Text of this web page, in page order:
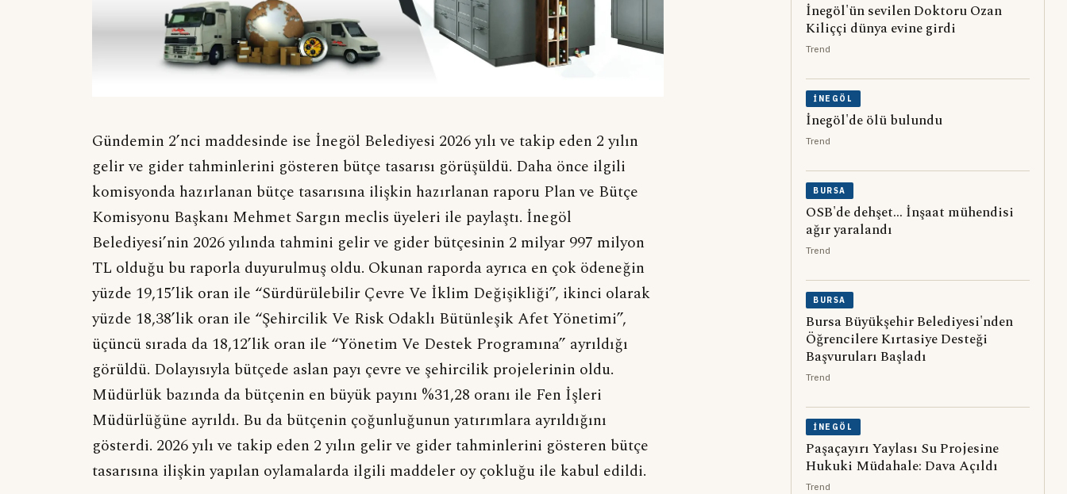
Gündemin 2’nci maddesinde ise İnegöl Belediyesi 2026 yılı ve takip eden 2 yılın
gelir ve gider tahminlerini gösteren bütçe tasarısı görüşüldü. Daha önce ilgili
komisyonda hazırlanan bütçe tasarısına ilişkin hazırlanan raporu Plan ve Bütçe
Komisyonu Başkanı Mehmet Sargın meclis üyeleri ile paylaştı. İnegöl
Belediyesi’nin 2026 yılında tahmini gelir ve gider bütçesinin 2 milyar 997 milyon
TL olduğu bu raporla duyurulmuş oldu. Okunan raporda ayrıca en çok ödeneğin
yüzde 19,15’lik oran ile “Sürdürülebilir Çevre Ve İklim Değişikliği”, ikinci olarak
yüzde 18,38’lik oran ile “Şehircilik Ve Risk Odaklı Bütünleşik Afet Yönetimi”,
üçüncü sırada da 18,12’lik oran ile “Yönetim Ve Destek Programına” ayrıldığı
görüldü. Dolayısıyla bütçede aslan payı çevre ve şehircilik projelerinin oldu.
Müdürlük bazında da bütçenin en büyük payını %31,28 oranı ile Fen İşleri
Müdürlüğüne ayrıldı. Bu da bütçenin çoğunluğunun yatırımlara ayrıldığını
gösterdi. 2026 yılı ve takip eden 2 yılın gelir ve gider tahminlerini gösteren bütçe
tasarısına ilişkin yapılan oylamalarda ilgili maddeler oy çokluğu ile kabul edildi.
İnegöl'ün sevilen Doktoru Ozan
Kiliççi dünya evine girdi
Trend
İNEGÖL
İnegöl'de ölü bulundu
Trend
BURSA
OSB'de dehşet... İnşaat mühendisi
ağır yaralandı
Trend
BURSA
Bursa Büyükşehir Belediyesi'nden
Öğrencilere Kırtasiye Desteği
Başvuruları Başladı
Trend
İNEGÖL
Paşaçayırı Yaylası Su Projesine
Hukuki Müdahale: Dava Açıldı
Trend